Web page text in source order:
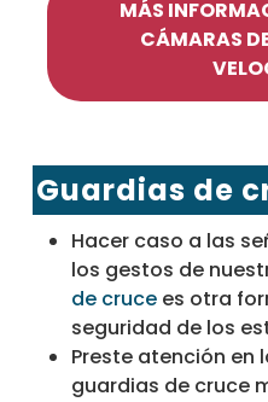
MÁS
CÁMARAS
Guardias de
Hacer caso a las
los gestos de
de cruce es otra
seguridad de los
Preste atención en
guardias de cruce